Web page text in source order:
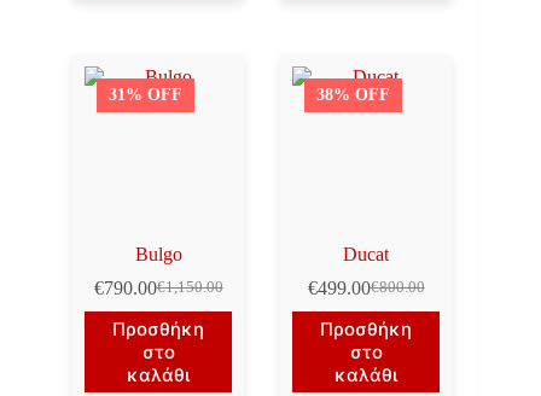
31% OFF
Bulgo
€1,150.00
Original
price
was:
€1,150.00.
€790.00Η
τρέχουσα
τιμή
είναι:
€790.00.
Προσθήκη
στο
καλάθι
38% OFF
Ducat
€800.00
Original
price
was:
€800.00.
€499.00Η
τρέχουσα
τιμή
είναι:
€499.00.
Προσθήκη
στο
καλάθι